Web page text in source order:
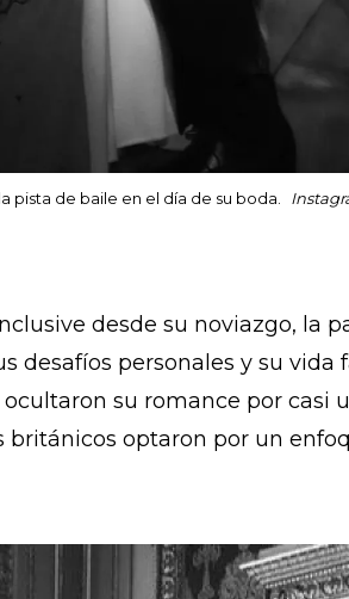
pista de baile en el día de su boda.
desde su noviazgo, la
desafíos personales y su vida
su romance por casi
británicos optaron por un